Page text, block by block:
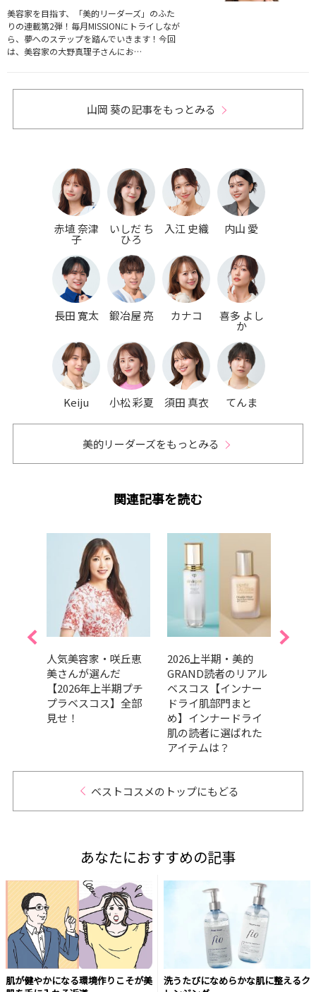
美容家を目指す、「美的リーダーズ」のふた
りの連載第2弾！毎月MISSIONにトライしなが
ら、夢へのステップを踏んでいきます！今回
は、美容家の大野真理子さんにお…
山岡 葵の記事をもっとみる
赤埴 奈津
子
いしだ ち
ひろ
入江 史織 内山 愛
長田 寛太 鍛冶屋 亮 カナコ 喜多 よし
か
Keiju 小松 彩夏 須田 真衣 てんま
美的リーダーズをもっとみる
関連記事を読む
人気美容家・咲丘恵
美さんが選んだ
【2026年上半期プチ
プラベスコス】全部
見せ！
2026上半期・美的
GRAND読者のリアル
ベスコス【インナー
ドライ肌部門まと
め】インナードライ
肌の読者に選ばれた
アイテムは？
ベストコスメのトップにもどる
あなたにおすすめの記事
肌が健やかになる環境作りこそが美
洗うたびになめらかな肌に整えるク